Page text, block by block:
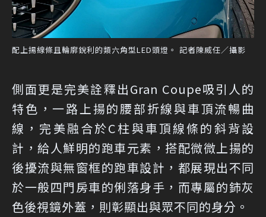
配上揚線條且輪廓銳利的類六角型LED頭燈。 記者陳威任／攝影
側面更是完美詮釋出Gran Coupe吸引人的
特色，一路上揚的腰部折線與車頂流暢曲
線，完美融合於C柱與車頂線條的斜背設
計，給人鮮明的跑車元素，搭配微微上揚的
後擾流與無窗框的跑車設計，都展現出不同
於一般四門房車的俐落身手，而專屬的鈰灰
色後視鏡外蓋，則彰顯出與眾不同的身分。